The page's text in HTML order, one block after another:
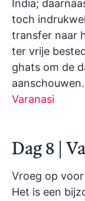
India;
toch
transfer naar
ter vrije
ghats om de
aanschouwen.
Varanasi
Dag 8 |
Vroeg op
Het is een